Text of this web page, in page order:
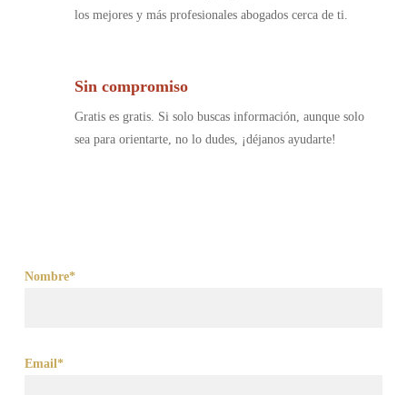
los mejores y más profesionales abogados cerca de ti.
Sin compromiso
Gratis es gratis. Si solo buscas información, aunque solo
sea para orientarte, no lo dudes, ¡déjanos ayudarte!
Nombre*
Email*